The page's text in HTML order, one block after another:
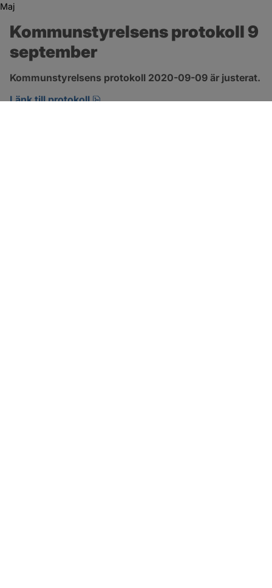
Maj
Kommunstyrelsens protokoll 9
september
Kommunstyrelsens protokoll 2020-09-09 är justerat.
Länk till protokoll
pdf, 421.6 kB, öppnas i nytt fönster.